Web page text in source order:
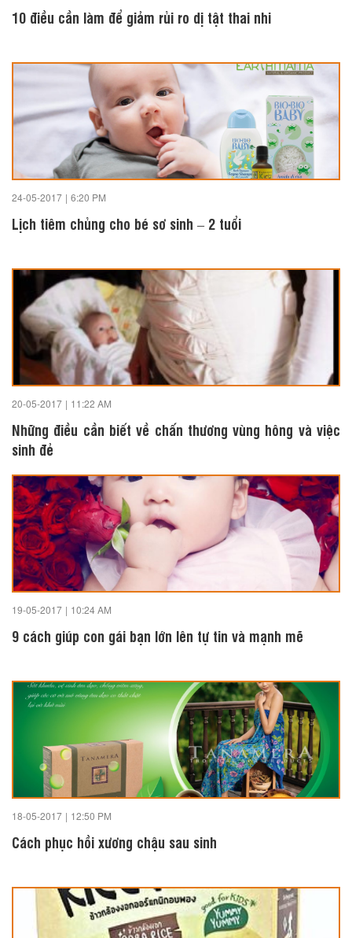
10 điều cần làm để giảm rủi ro dị tật thai nhi
24-05-2017 | 6:20 PM
Lịch tiêm chủng cho bé sơ sinh – 2 tuổi
20-05-2017 | 11:22 AM
Những điều cần biết về chấn thương vùng hông và việc
sinh đẻ
19-05-2017 | 10:24 AM
9 cách giúp con gái bạn lớn lên tự tin và mạnh mẽ
18-05-2017 | 12:50 PM
Cách phục hồi xương chậu sau sinh